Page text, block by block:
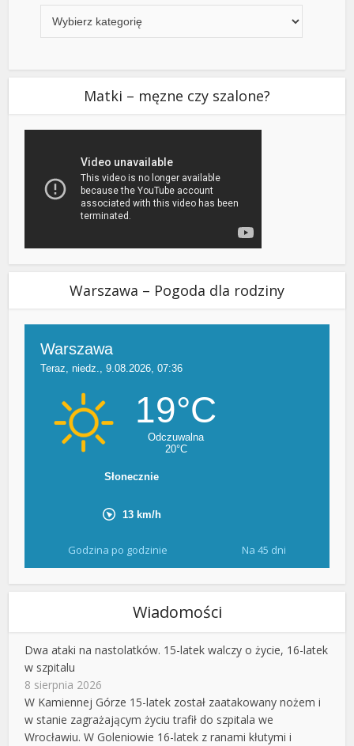
Matki – męzne czy szalone?
Warszawa – Pogoda dla rodziny
Godzina po godzinie Na 45 dni
Wiadomości
Dwa ataki na nastolatków. 15-latek walczy o życie, 16-latek
w szpitalu
8 sierpnia 2026
W Kamiennej Górze 15-latek został zaatakowany nożem i
w stanie zagrażającym życiu trafił do szpitala we
Wrocławiu. W Goleniowie 16-latek z ranami kłutymi i